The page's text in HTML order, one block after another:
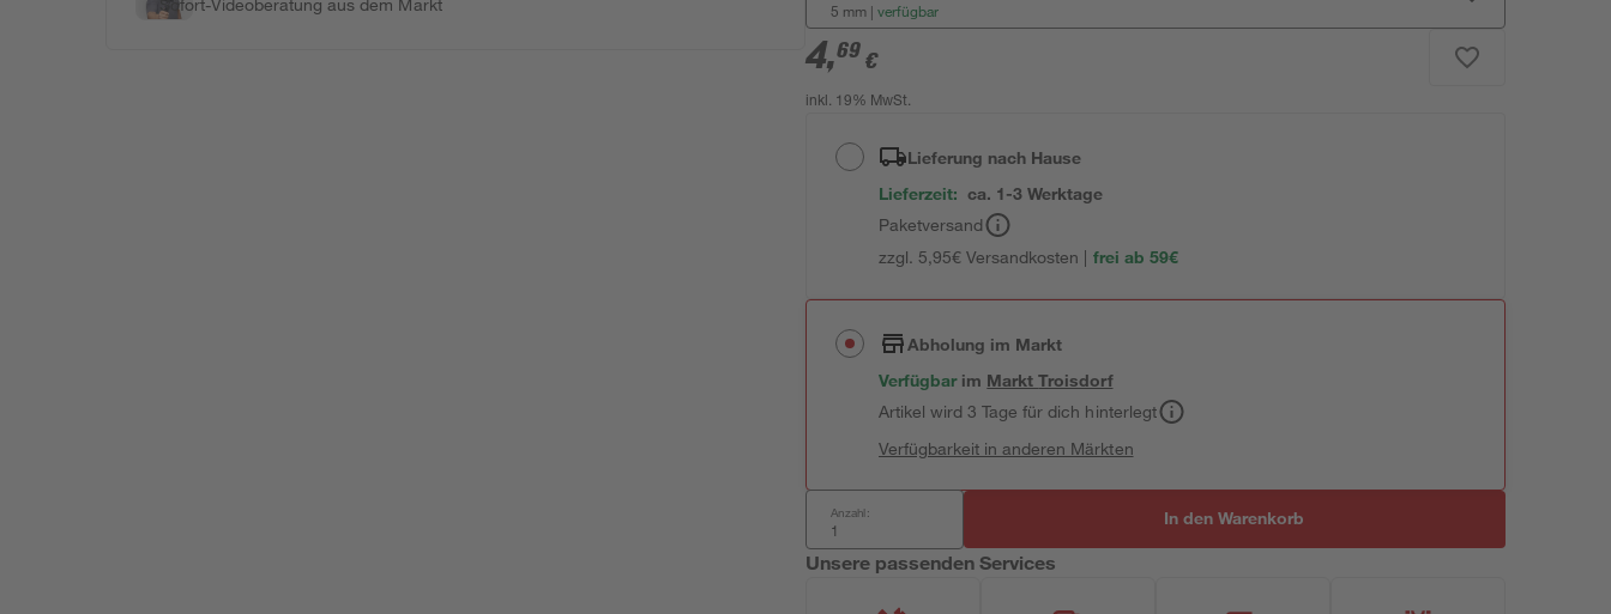
Sofort-Videoberatung aus dem Markt
5 mm | verfügbar
4,69 €
inkl. 19% MwSt.
Lieferung nach Hause
Lieferzeit: ca. 1-3 Werktage
Paketversand
zzgl. 5,95€ Versandkosten | frei ab 59€
Abholung im Markt
Verfügbar im MarktTroisdorf
Artikel wird 3 Tage für dich hinterlegt
Verfügbarkeit in anderen Märkten
Anzahl: In den Warenkorb
Unsere passenden Services